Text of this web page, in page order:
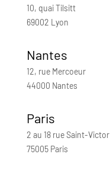
10, quai Tilsitt
69002 Lyon
Nantes
12, rue Mercoeur
44000 Nantes
Paris
2 au 18 rue Saint-Victor
75005 Paris